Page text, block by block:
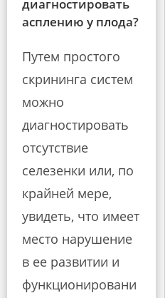
диагностировать
асплению у плода?
Путем простого
скрининга систем
можно
диагностировать
отсутствие
селезенки или, по
крайней мере,
увидеть, что имеет
место нарушение
в ее развитии и
функционировани